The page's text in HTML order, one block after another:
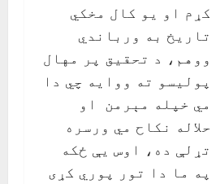
کړم او يو کال مخکي
تاريخ به ورباندي
ووهم، د تحقيق پر مهال
پوليسو ته ووایه چي دا
مي خپله مېرمن او
حلاله نکاح مي ورسره
تړلې ده، اوس يې ځکه
په ما دا تور پوري کړی